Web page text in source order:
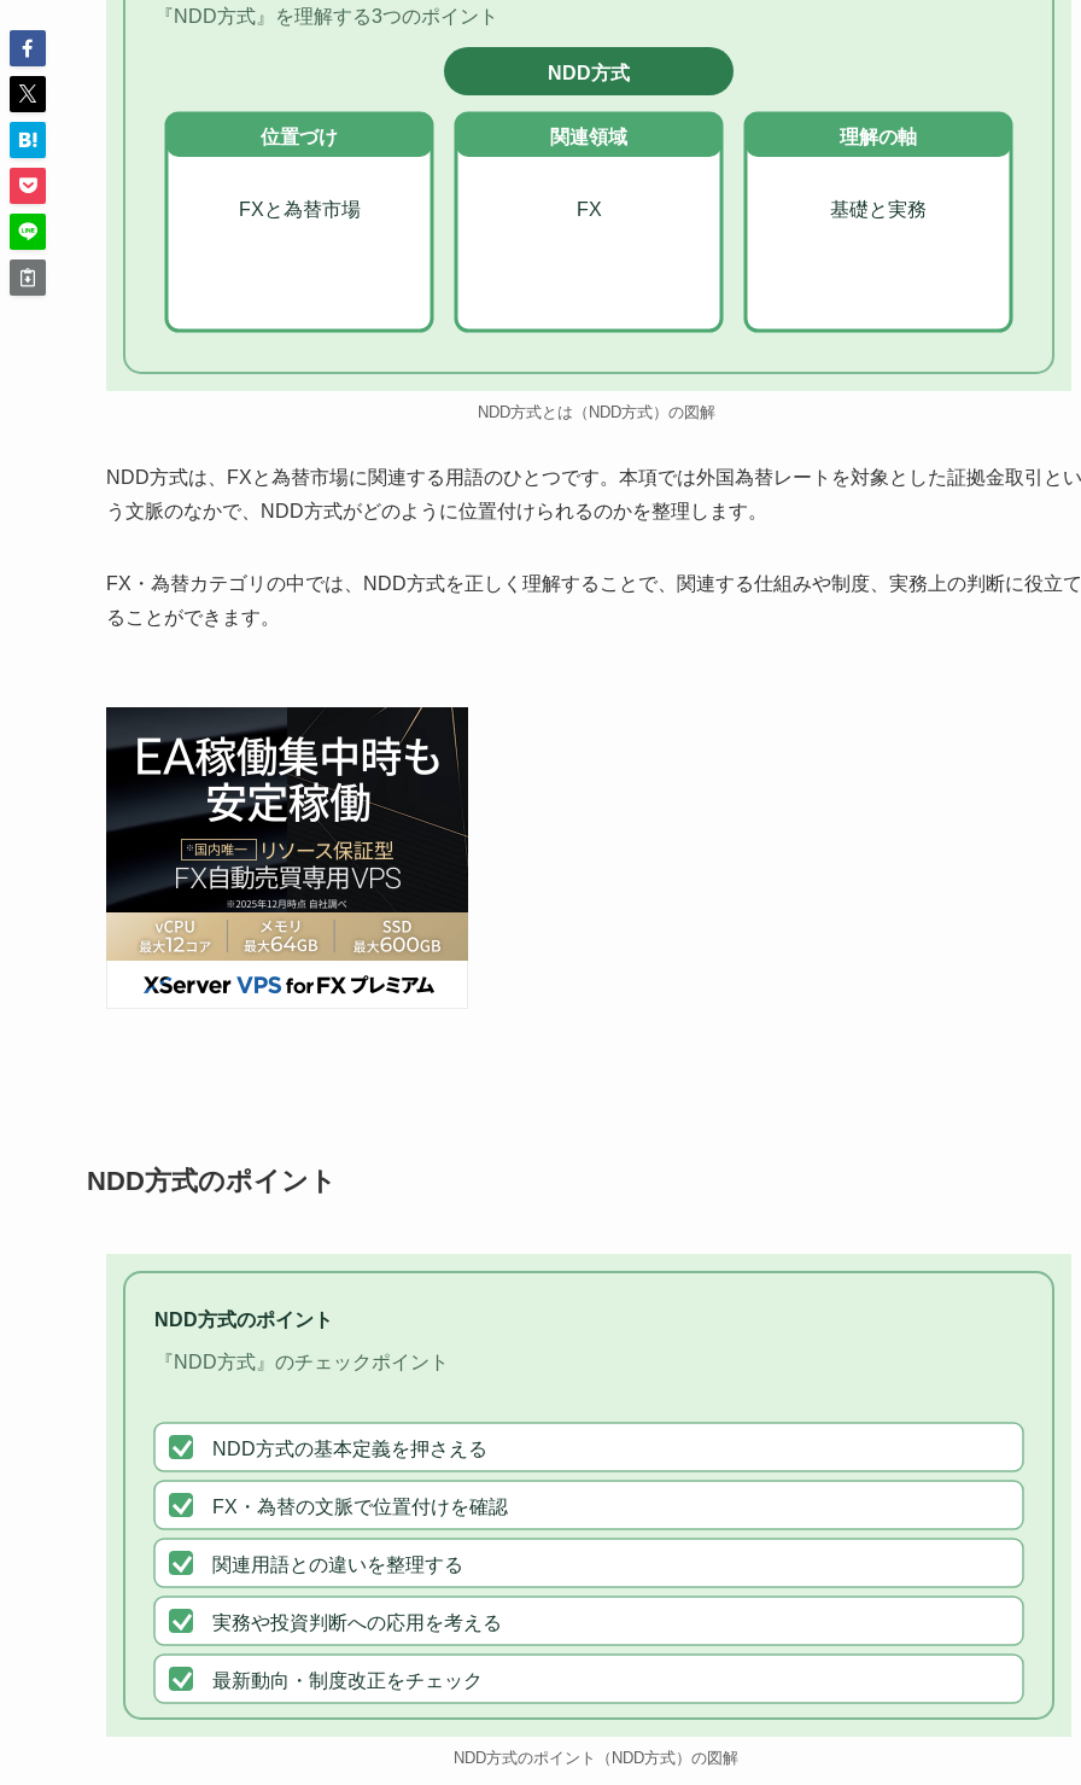
『NDD方式』を理解する3つのポイント
NDD方式
位置づけ
FXと為替市場
関連領域
FX
理解の軸
基礎と実務
NDD方式とは（NDD方式）の図解
NDD方式は、FXと為替市場に関連する用語のひとつです。本項では外国為替レートを対象とした証拠金取引とい
う文脈のなかで、NDD方式がどのように位置付けられるのかを整理します。
FX・為替カテゴリの中では、NDD方式を正しく理解することで、関連する仕組みや制度、実務上の判断に役立て
ることができます。
NDD方式のポイント
NDD方式のポイント
『NDD方式』のチェックポイント
NDD方式の基本定義を押さえる
FX・為替の文脈で位置付けを確認
関連用語との違いを整理する
実務や投資判断への応用を考える
最新動向・制度改正をチェック
NDD方式のポイント（NDD方式）の図解